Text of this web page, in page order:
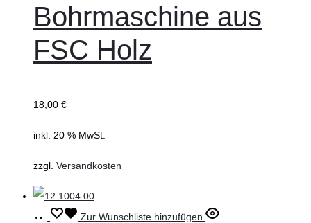
Bohrmaschine aus
FSC Holz
18,00 €
inkl. 20 % MwSt.
zzgl. Versandkosten
In
Zur Wunschliste hinzufügen